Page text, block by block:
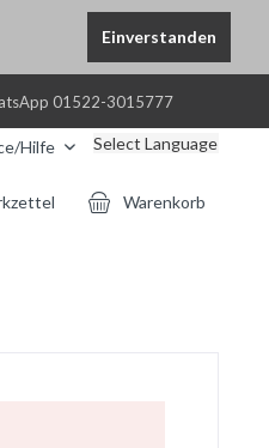
Einverstanden
01522-3015777
Hilfe Select Language
Warenkorb